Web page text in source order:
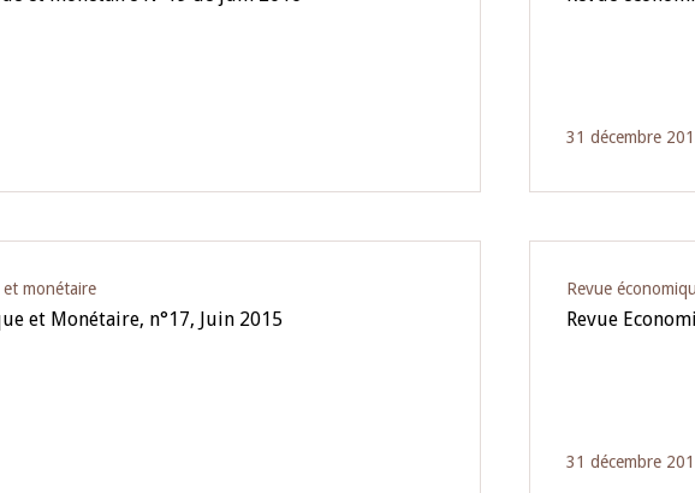
31 décembre
et monétaire
et Monétaire, n°17, Juin 2015
Revue
Revue
31 décembre